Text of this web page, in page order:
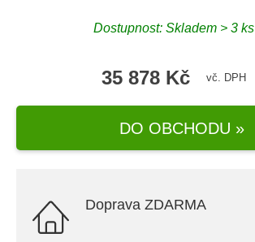
Dostupnost: Skladem > 3 ks
35 878 Kč vč. DPH
DO OBCHODU »
Doprava ZDARMA